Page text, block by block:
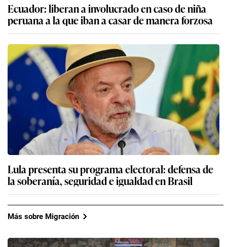
Ecuador: liberan a involucrado en caso de niña
peruana a la que iban a casar de manera forzosa
Lula presenta su programa electoral: defensa de
la soberanía, seguridad e igualdad en Brasil
Más sobre Migración